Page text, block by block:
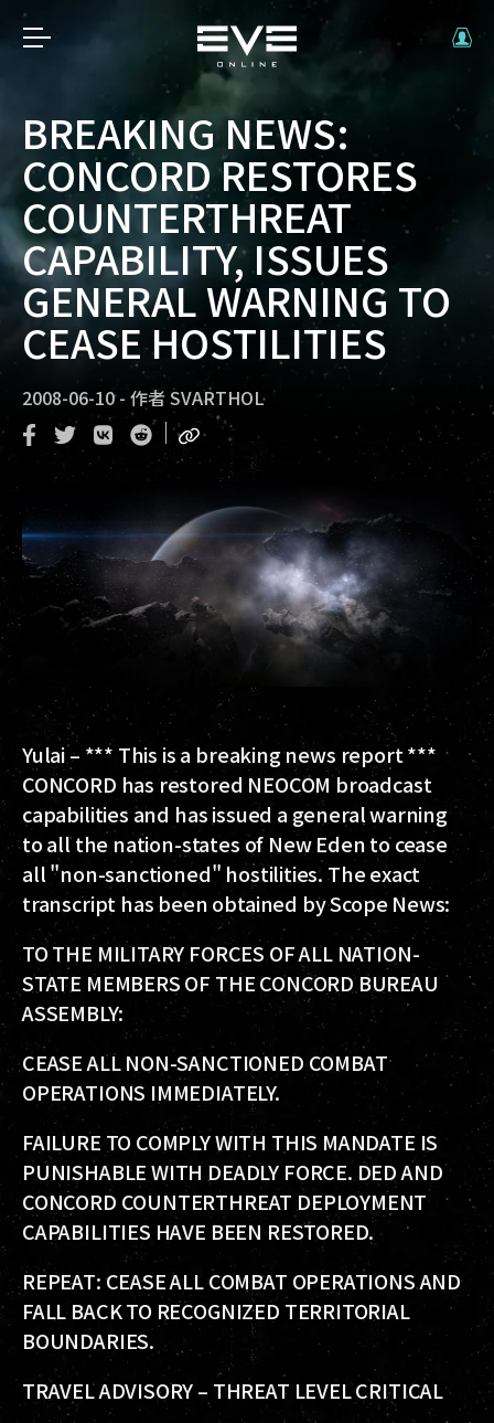
BREAKING NEWS:
CONCORD RESTORES
COUNTERTHREAT
CAPABILITY, ISSUES
GENERAL WARNING TO
CEASE HOSTILITIES
2008-06-10 - 作者SVARTHOL
Yulai – *** This is a breaking news report ***
CONCORD has restored NEOCOM broadcast
capabilities and has issued a general warning
to all the nation-states of New Eden to cease
all "non-sanctioned" hostilities. The exact
transcript has been obtained by Scope News:
TO THE MILITARY FORCES OF ALL NATION-
STATE MEMBERS OF THE CONCORD BUREAU
ASSEMBLY:
CEASE ALL NON-SANCTIONED COMBAT
OPERATIONS IMMEDIATELY.
FAILURE TO COMPLY WITH THIS MANDATE IS
PUNISHABLE WITH DEADLY FORCE. DED AND
CONCORD COUNTERTHREAT DEPLOYMENT
CAPABILITIES HAVE BEEN RESTORED.
REPEAT: CEASE ALL COMBAT OPERATIONS AND
FALL BACK TO RECOGNIZED TERRITORIAL
BOUNDARIES.
TRAVEL ADVISORY – THREAT LEVEL CRITICAL